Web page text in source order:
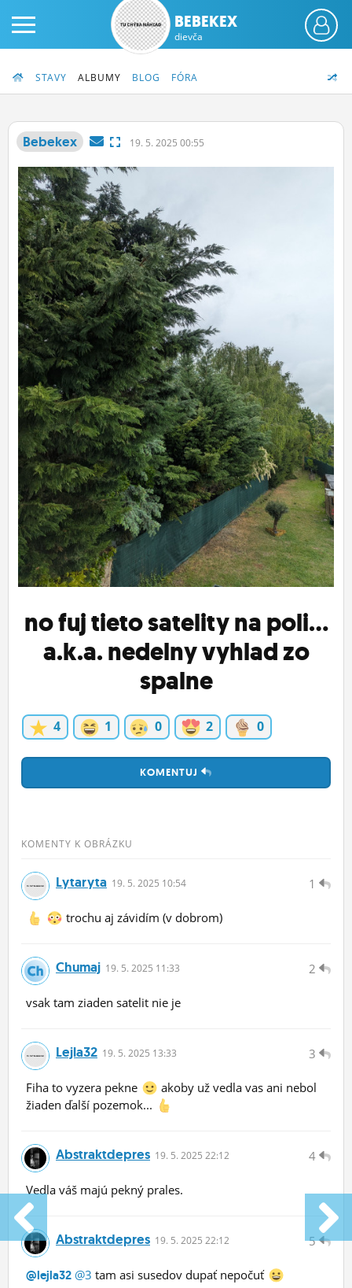
PRIHLÁS SA
ČINŽIAK
FÓRUM
STATUSY
BLOGY
OBRÁZKY
ĽUDIA
MÔJ PROFIL
NASTAVENIA
ROLETA
BEBEKEX
dievča
STAVY ALBUMY BLOG FÓRA
Bebekex 19. 5. 2025 00:55
no fuj tieto satelity na poli...
a.k.a. nedelny vyhlad zo
spalne
4 1 0 2 0
KOMENTUJ
KOMENTY K OBRÁZKU
1
Lytaryta 19. 5. 2025 10:54
trochu aj závidím (v dobrom)
2
Chumaj 19. 5. 2025 11:33
vsak tam ziaden satelit nie je
3
Lejla32 19. 5. 2025 13:33
Fiha to vyzera pekne
akoby už vedla vas ani nebol
žiaden ďalší pozemok...
4
Abstraktdepres 19. 5. 2025 22:12
Vedla váš majú pekný prales.
5
Abstraktdepres 19. 5. 2025 22:12
@lejla32 @3 tam asi susedov dupať nepočuť